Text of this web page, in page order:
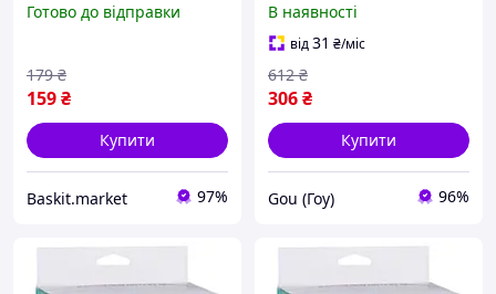
кронштейна)
Готово до відправки
159₴
179 ₴
Купити
Baskit.market 97%
DCA17 магнітний холдер
в авто кронштейн на
присоску Чорний
В наявності
від31 ₴/міс
306₴
612 ₴
Купити
Gou (Гоу) 96%